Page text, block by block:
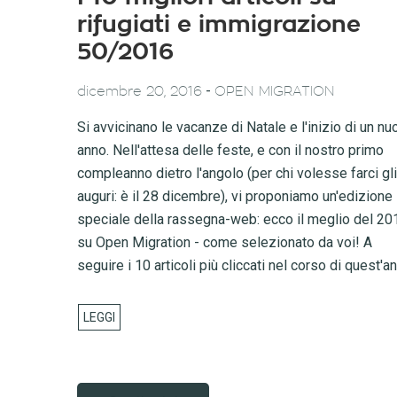
rifugiati e immigrazione
50/2016
dicembre 20, 2016 - OPEN MIGRATION
Si avvicinano le vacanze di Natale e l'inizio di un
anno. Nell'attesa delle feste, e con il nostro primo
compleanno dietro l'angolo (per chi volesse farci gli
auguri: è il 28 dicembre), vi proponiamo un'edizione
speciale della rassegna-web: ecco il meglio del
su Open Migration - come selezionato da voi! A
seguire i 10 articoli più cliccati nel corso di